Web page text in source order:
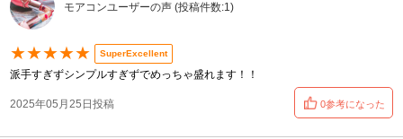
モアコンユーザーの声 (投稿件数:1)
★★★★★ SuperExcellent
派手すぎずシンプルすぎずでめっちゃ盛れます！！
2025年05月25日投稿 0参考になった